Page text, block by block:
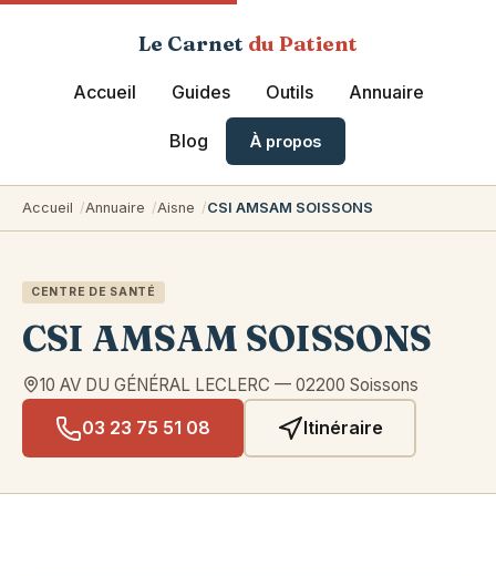
Le Carnet du Patient
Accueil Guides Outils Annuaire
Blog À propos
Accueil Annuaire Aisne CSI AMSAM SOISSONS
CENTRE DE SANTÉ
CSI AMSAM SOISSONS
10 AV DU GÉNÉRAL LECLERC — 02200 Soissons
03 23 75 51 08 Itinéraire